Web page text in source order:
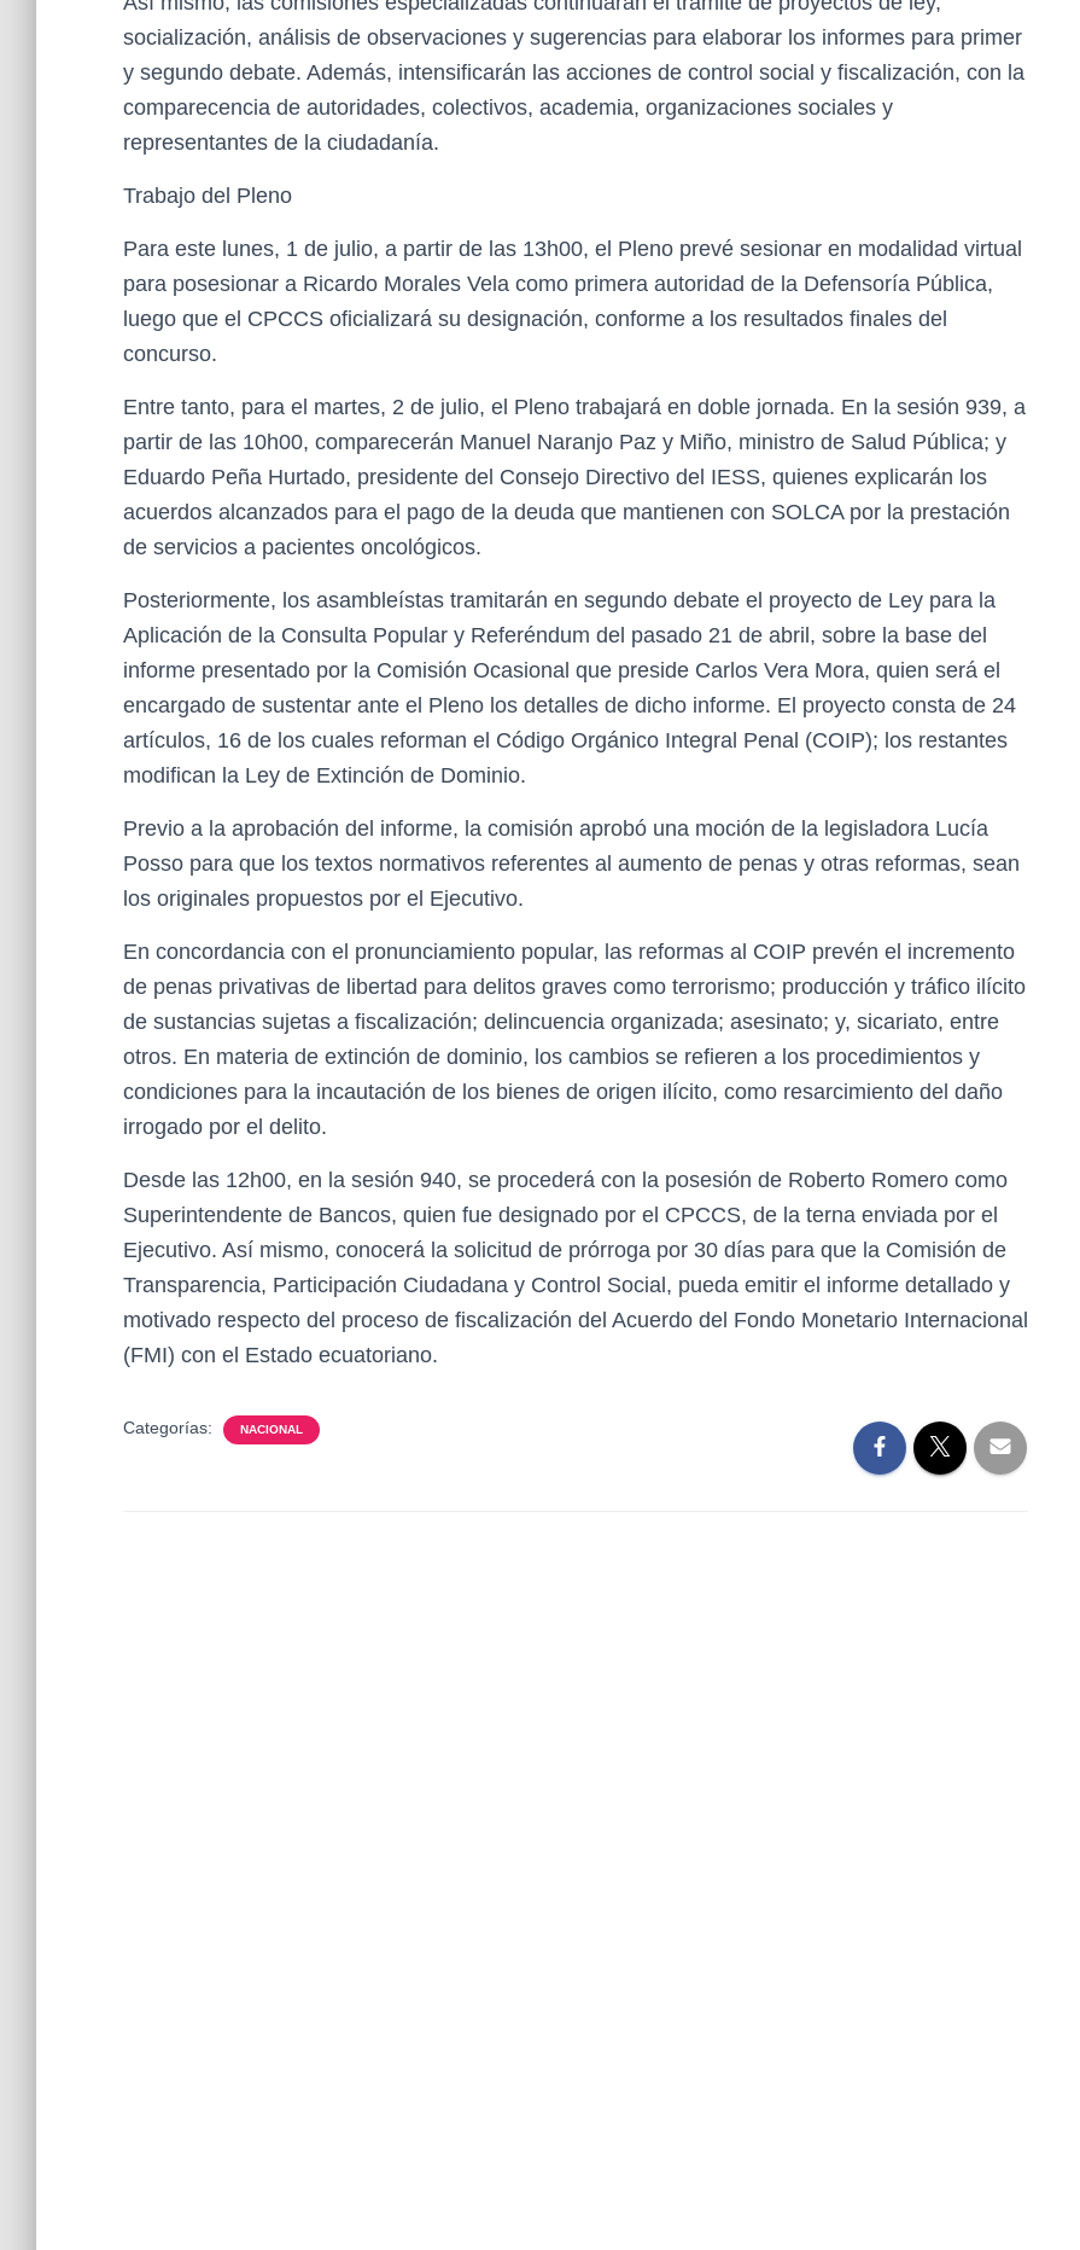
socialización, análisis de observaciones y sugerencias para elaborar los informes para primer
y segundo debate. Además, intensificarán las acciones de control social y fiscalización, con la
comparecencia de autoridades, colectivos, academia, organizaciones sociales y
representantes de la ciudadanía.
Trabajo del Pleno
Para este lunes, 1 de julio, a partir de las 13h00, el Pleno prevé sesionar en modalidad virtual
para posesionar a Ricardo Morales Vela como primera autoridad de la Defensoría Pública,
luego que el CPCCS oficializará su designación, conforme a los resultados finales del
concurso.
Entre tanto, para el martes, 2 de julio, el Pleno trabajará en doble jornada. En la sesión 939, a
partir de las 10h00, comparecerán Manuel Naranjo Paz y Miño, ministro de Salud Pública; y
Eduardo Peña Hurtado, presidente del Consejo Directivo del IESS, quienes explicarán los
acuerdos alcanzados para el pago de la deuda que mantienen con SOLCA por la prestación
de servicios a pacientes oncológicos.
Posteriormente, los asambleístas tramitarán en segundo debate el proyecto de Ley para la
Aplicación de la Consulta Popular y Referéndum del pasado 21 de abril, sobre la base del
informe presentado por la Comisión Ocasional que preside Carlos Vera Mora, quien será el
encargado de sustentar ante el Pleno los detalles de dicho informe. El proyecto consta de 24
artículos, 16 de los cuales reforman el Código Orgánico Integral Penal (COIP); los restantes
modifican la Ley de Extinción de Dominio.
Previo a la aprobación del informe, la comisión aprobó una moción de la legisladora Lucía
Posso para que los textos normativos referentes al aumento de penas y otras reformas, sean
los originales propuestos por el Ejecutivo.
En concordancia con el pronunciamiento popular, las reformas al COIP prevén el incremento
de penas privativas de libertad para delitos graves como terrorismo; producción y tráfico ilícito
de sustancias sujetas a fiscalización; delincuencia organizada; asesinato; y, sicariato, entre
otros. En materia de extinción de dominio, los cambios se refieren a los procedimientos y
condiciones para la incautación de los bienes de origen ilícito, como resarcimiento del daño
irrogado por el delito.
Desde las 12h00, en la sesión 940, se procederá con la posesión de Roberto Romero como
Superintendente de Bancos, quien fue designado por el CPCCS, de la terna enviada por el
Ejecutivo. Así mismo, conocerá la solicitud de prórroga por 30 días para que la Comisión de
Transparencia, Participación Ciudadana y Control Social, pueda emitir el informe detallado y
motivado respecto del proceso de fiscalización del Acuerdo del Fondo Monetario Internacional
(FMI) con el Estado ecuatoriano.
Categorías: NACIONAL